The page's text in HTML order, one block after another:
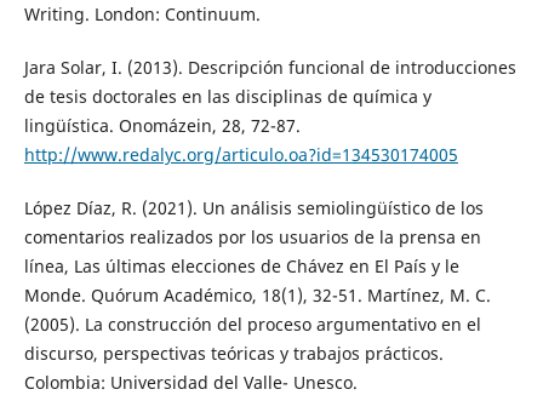
Writing. London: Continuum.
Jara Solar, I. (2013). Descripción funcional de introducciones
de tesis doctorales en las disciplinas de química y
lingüística. Onomázein, 28, 72-87.
http://www.redalyc.org/articulo.oa?id=134530174005
López Díaz, R. (2021). Un análisis semiolingüístico de los
comentarios realizados por los usuarios de la prensa en
línea, Las últimas elecciones de Chávez en El País y le
Monde. Quórum Académico, 18(1), 32-51. Martínez, M. C.
(2005). La construcción del proceso argumentativo en el
discurso, perspectivas teóricas y trabajos prácticos.
Colombia: Universidad del Valle- Unesco.